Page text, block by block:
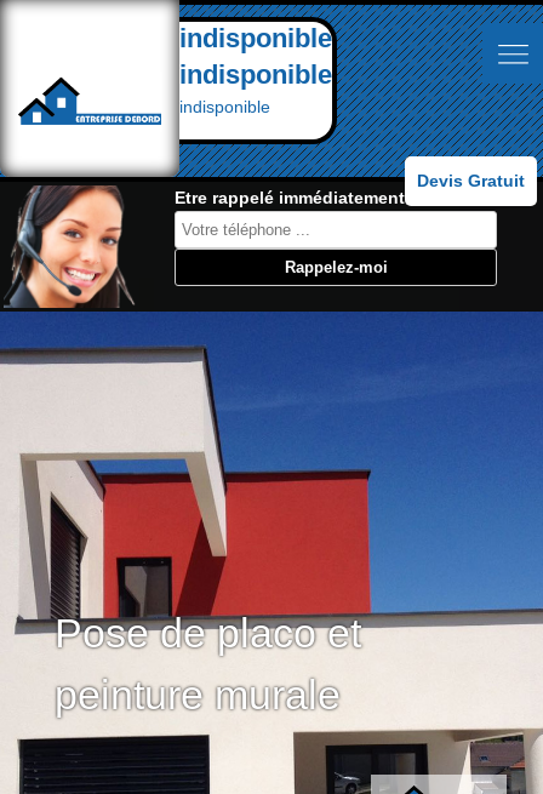
indisponible
indisponible
indisponible
Devis Gratuit
Etre rappelé immédiatement:
Pose de placo et
peinture murale